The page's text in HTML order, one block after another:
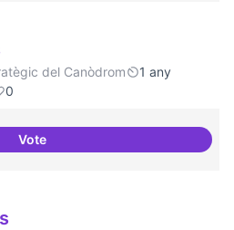
del Canòdrom
1 any
0
VoteGrades Obertes